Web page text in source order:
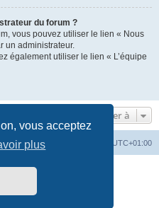
vous acceptez
plus
du forum ?
vous pouvez utiliser le lien « Nous
un administrateur.
également utiliser le lien « L’équipe
Aller à
UTC+01:00
Software © phpBB Limited
club Français